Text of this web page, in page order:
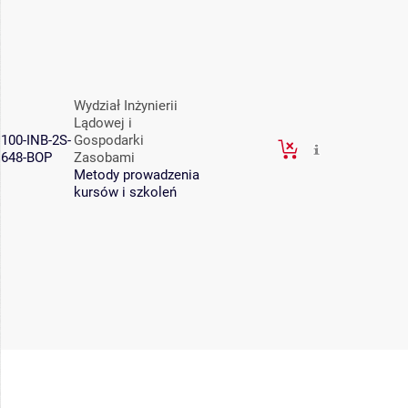
100-INB-2S-
648-BOP
Wydział Inżynierii
Lądowej i
Gospodarki
Zasobami
Metody prowadzenia
kursów i szkoleń